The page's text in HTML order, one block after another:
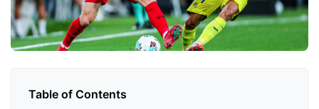
Table of Contents